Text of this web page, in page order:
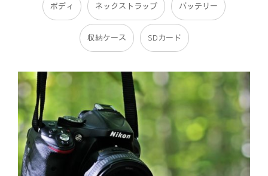
ボディ ネックストラップ バッテリー
収納ケース SDカード